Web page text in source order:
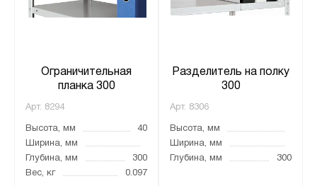
Ограничительная
планка 300
Арт. 8294
Высота, мм
40
Ширина, мм
Глубина, мм
300
Вес, кг
0.097
Разделитель на полку
300
Арт. 8306
Высота, мм
Ширина, мм
Глубина, мм
300